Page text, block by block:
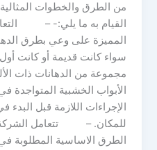
من الطرق والخطوات
القيام به ما يلي:- –
المميزة على وعي بطرق
سواء كانت قديمة أو كانت
مجموعة من الدهانات ذات
الأبواب الخشبية
الإجراءات اللازمة قبل
للمكان. – تتعامل
الطرق الاساسية المطلوبة في